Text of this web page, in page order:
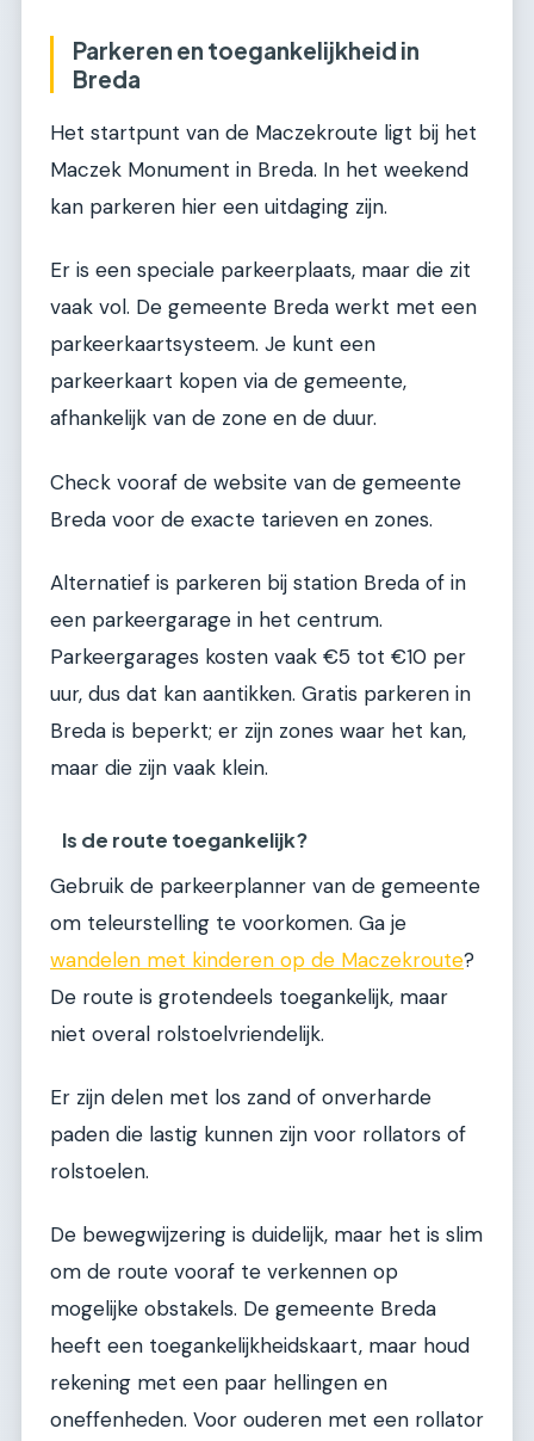
Parkeren en toegankelijkheid in
Breda
Het startpunt van de Maczekroute ligt bij het
Maczek Monument in Breda. In het weekend
kan parkeren hier een uitdaging zijn.
Er is een speciale parkeerplaats, maar die zit
vaak vol. De gemeente Breda werkt met een
parkeerkaartsysteem. Je kunt een
parkeerkaart kopen via de gemeente,
afhankelijk van de zone en de duur.
Check vooraf de website van de gemeente
Breda voor de exacte tarieven en zones.
Alternatief is parkeren bij station Breda of in
een parkeergarage in het centrum.
Parkeergarages kosten vaak €5 tot €10 per
uur, dus dat kan aantikken. Gratis parkeren in
Breda is beperkt; er zijn zones waar het kan,
maar die zijn vaak klein.
Is de route toegankelijk?
Gebruik de parkeerplanner van de gemeente
om teleurstelling te voorkomen. Ga je
wandelen met kinderen op de Maczekroute?
De route is grotendeels toegankelijk, maar
niet overal rolstoelvriendelijk.
Er zijn delen met los zand of onverharde
paden die lastig kunnen zijn voor rollators of
rolstoelen.
De bewegwijzering is duidelijk, maar het is slim
om de route vooraf te verkennen op
mogelijke obstakels. De gemeente Breda
heeft een toegankelijkheidskaart, maar houd
rekening met een paar hellingen en
oneffenheden. Voor ouderen met een rollator